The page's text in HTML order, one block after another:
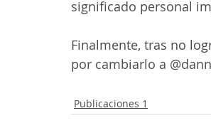
significado personal
Finalmente, tras no
por cambiarlo a
Publicaciones 1